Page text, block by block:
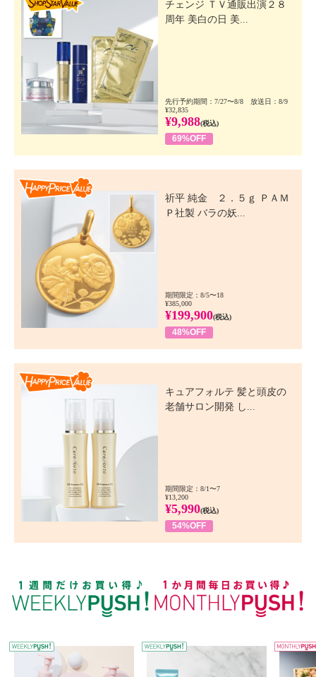
チェンジ ＴＶ通販出演２８
周年 美白の日 美...
先行予約期間：7/27〜8/8 放送日：8/9
¥32,835
¥9,988(税込)
69%OFF
祈平 純金 ２．５ｇ ＰＡＭ
Ｐ社製 バラの妖...
期間限定：8/5〜18
¥385,000
¥199,900(税込)
48%OFF
キュアフォルテ 髪と頭皮の
老舗サロン開発 し...
期間限定：8/1〜7
¥13,200
¥5,990(税込)
54%OFF
WEEKLY PUSH